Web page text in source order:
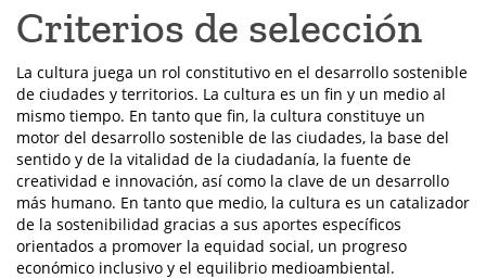
Criterios de selección
La cultura juega un rol constitutivo en el desarrollo sostenible
de ciudades y territorios. La cultura es un fin y un medio al
mismo tiempo. En tanto que fin, la cultura constituye un
motor del desarrollo sostenible de las ciudades, la base del
sentido y de la vitalidad de la ciudadanía, la fuente de
creatividad e innovación, así como la clave de un desarrollo
más humano. En tanto que medio, la cultura es un catalizador
de la sostenibilidad gracias a sus aportes específicos
orientados a promover la equidad social, un progreso
económico inclusivo y el equilibrio medioambiental.